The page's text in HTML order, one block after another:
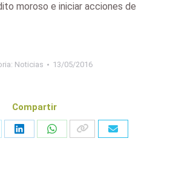
moroso e iniciar acciones de
Noticias 13/05/2016
Compartir
Share
Share